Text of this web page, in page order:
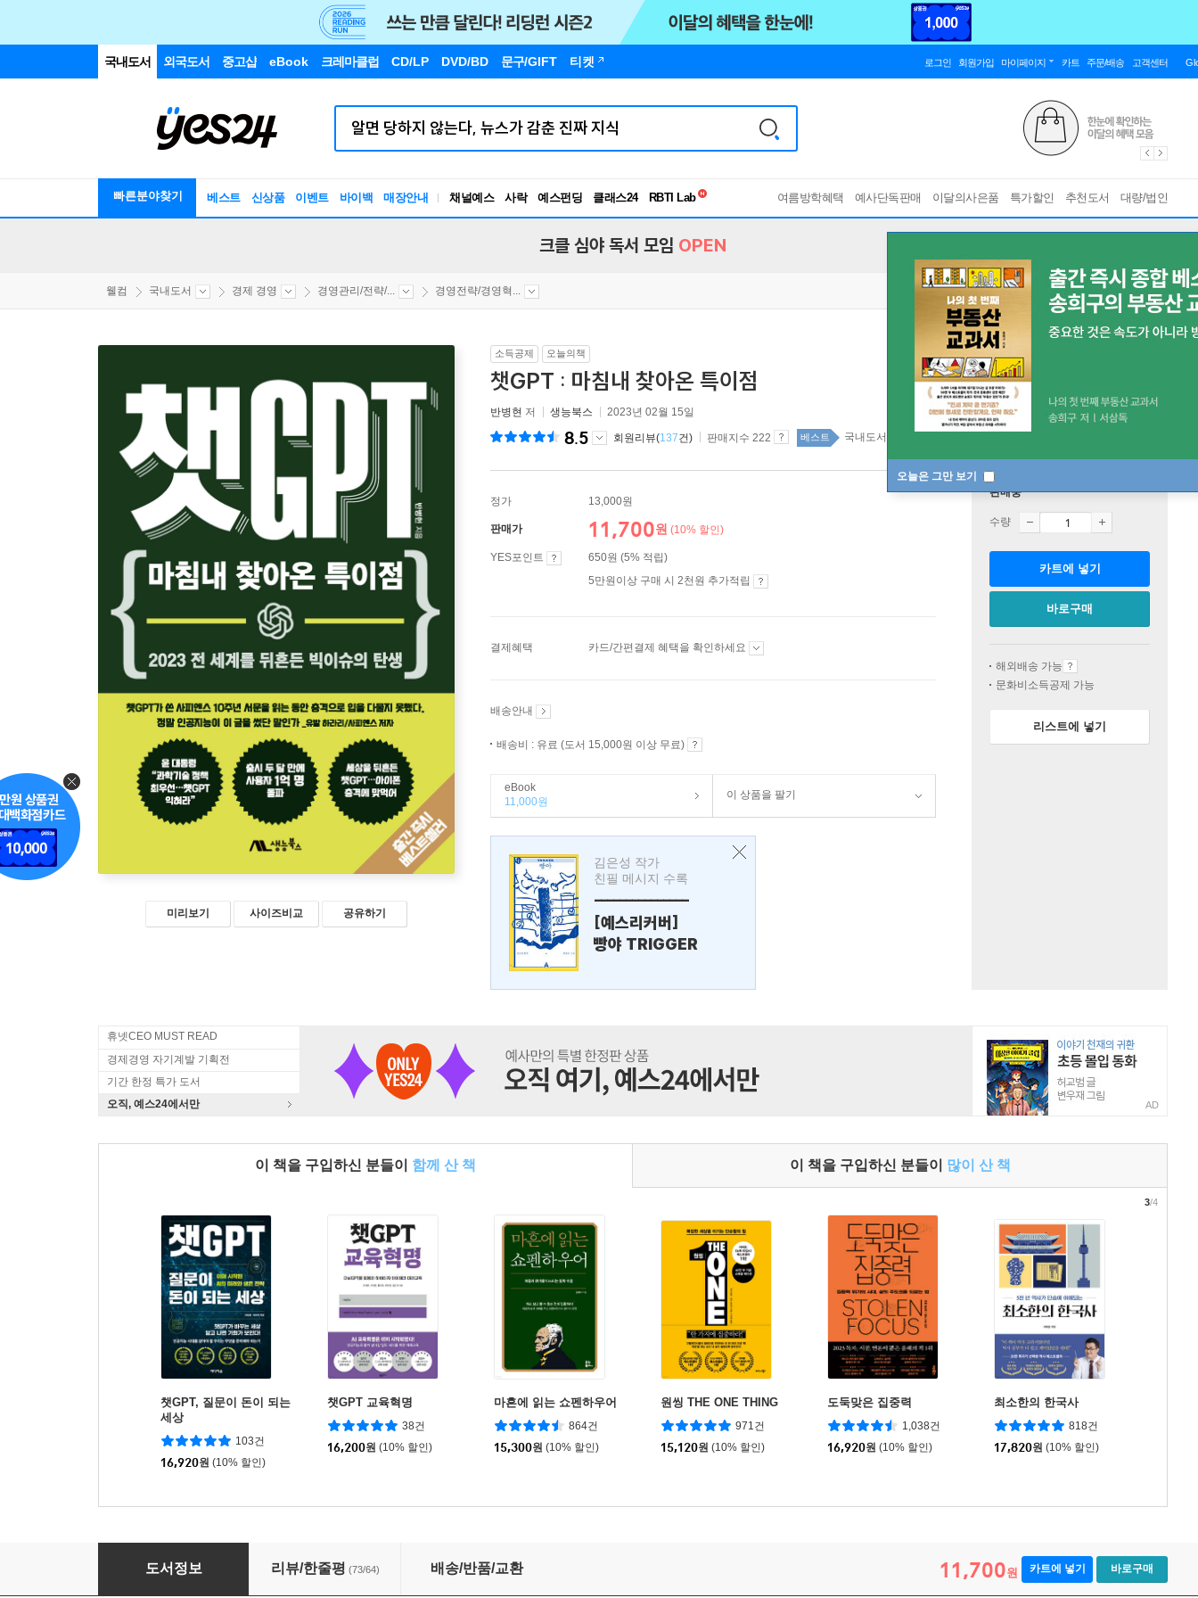
국내도서 외국도서 중고샵 eBook 크레마클럽 CD/LP DVD/BD 문구/GIFT 티켓 로그인 회원가입 마이페이지 카트 주문/배송 고객센터
빠른분야찾기 베스트 신상품 이벤트 바이백 매장안내 채널예스 사락 예스펀딩 클래스24
독서유형검사
여름방학혜택 예사단독판매 이달의사은품 특가할인 추천도서 대량/법인
오늘은 그만 보기
크클 심야 독서 모임 OPEN
웰컴 국내도서 경제 경영 경영관리/전략/... 경영전략/경영혁...
미리보기 사이즈비교 공유하기
소득공제 오늘의책
챗GPT : 마침내 찾아온 특이점
반병현 저 생능북스 2023년 02월 15일
8.5 회원리뷰(137건) 판매지수 222 베스트 국내도서 top20 1주
정가 13,000원
판매가 11,700원 (10% 할인)
YES포인트
650원 (5% 적립)
5만원이상 구매 시 2천원 추가적립
결제혜택 카드/간편결제 혜택을 확인하세요
배송안내
배송비 : 유료 (도서 15,000원 이상 무료)
eBook
11,000원
이 상품을 팔기
김은성 작가
친필 메시지 수록
---------------
[예스리커버]
빵야 TRIGGER
판매중
수량
카트에 넣기
바로구매
해외배송 가능
문화비소득공제 가능
리스트에 넣기
휴넷CEO MUST READ
경제경영 자기계발 기획전
기간 한정 특가 도서
오직, 예스24에서만
AD
이 책을 구입하신 분들이 함께 산 책 이 책을 구입하신 분들이 많이 산 책
챗GPT, 질문이 돈이 되는
세상
103건
16,920원 (10% 할인)
챗GPT 교육혁명
38건
16,200원 (10% 할인)
마흔에 읽는 쇼펜하우어
864건
15,300원 (10% 할인)
원씽 THE ONE THING
971건
15,120원 (10% 할인)
도둑맞은 집중력
1,038건
16,920원 (10% 할인)
최소한의 한국사
818건
17,820원 (10% 할인)
3/4
챗GPT : 마침내 찾아온 특이점
도서정보 리뷰/한줄평 (73/64) 배송/반품/교환 11,700원 카트에 넣기 바로구매